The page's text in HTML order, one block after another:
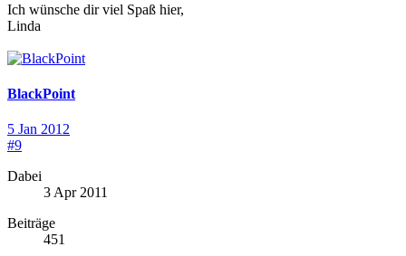
Ich wünsche dir viel Spaß hier,
Linda
BlackPoint
5 Jan 2012
#9
Dabei
3 Apr 2011
Beiträge
451